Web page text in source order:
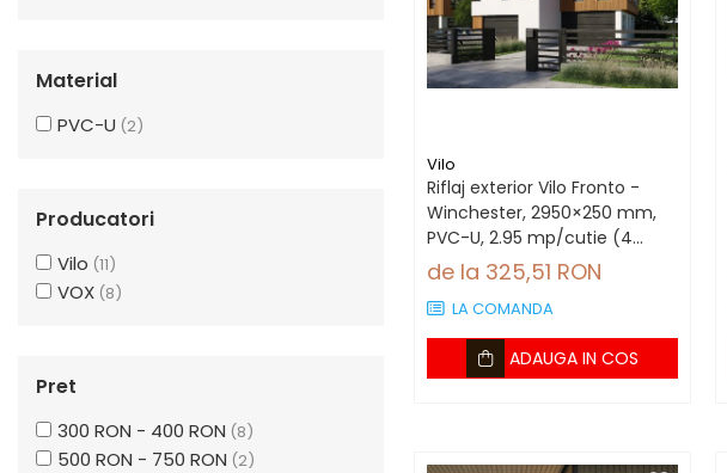
Material
PVC-U (2)
Producatori
Vilo (11)
VOX (8)
Pret
300 RON - 400 RON (8)
500 RON - 750 RON (2)
Vilo
Riflaj exterior Vilo Fronto -
Winchester, 2950×250 mm,
PVC-U, 2.95 mp/cutie (4
bucăți)
de la 325,51 RON
LA COMANDA
ADAUGA IN COS